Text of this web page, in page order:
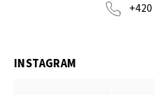
+420
INSTAGRAM